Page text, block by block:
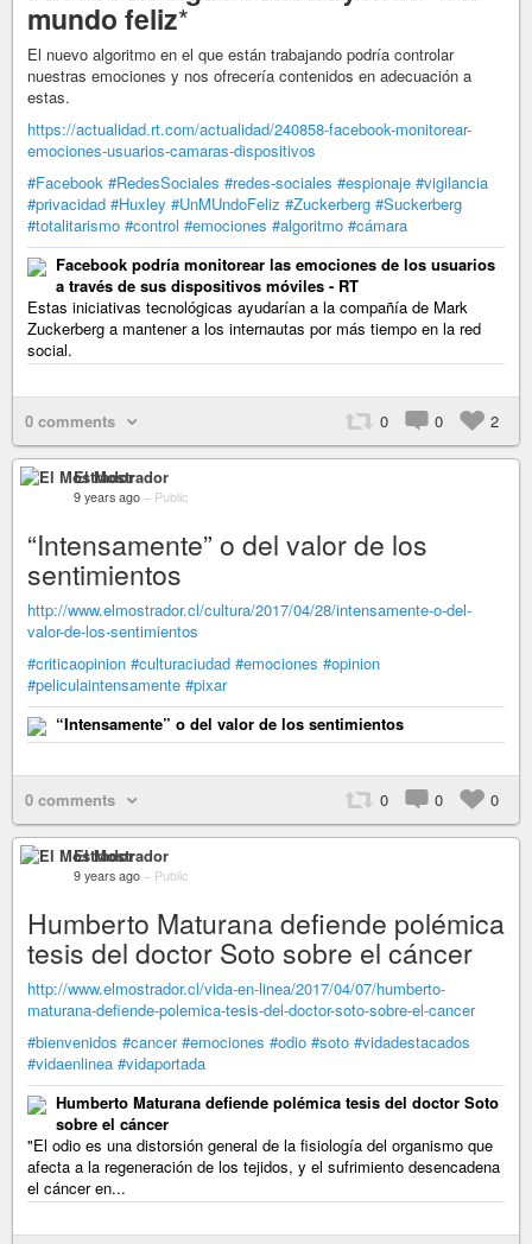
mundo feliz*
El nuevo algoritmo en el que están trabajando podría controlar
nuestras emociones y nos ofrecería contenidos en adecuación a
estas.
https://actualidad.rt.com/actualidad/240858-facebook-monitorear-
emociones-usuarios-camaras-dispositivos
#Facebook #RedesSociales #redes-sociales #espionaje #vigilancia
#privacidad #Huxley #UnMUndoFeliz #Zuckerberg #Suckerberg
#totalitarismo #control #emociones #algoritmo #cámara
Facebook podría monitorear las emociones de los usuarios
a través de sus dispositivos móviles - RT
Estas iniciativas tecnológicas ayudarían a la compañía de Mark
Zuckerberg a mantener a los internautas por más tiempo en la red
social.
0 comments 0 0 2
El Mostrador
9 years ago – Public
“Intensamente” o del valor de los
sentimientos
http://www.elmostrador.cl/cultura/2017/04/28/intensamente-o-del-
valor-de-los-sentimientos
#criticaopinion #culturaciudad #emociones #opinion
#peliculaintensamente #pixar
“Intensamente” o del valor de los sentimientos
0 comments 0 0 0
El Mostrador
9 years ago – Public
Humberto Maturana defiende polémica
tesis del doctor Soto sobre el cáncer
http://www.elmostrador.cl/vida-en-linea/2017/04/07/humberto-
maturana-defiende-polemica-tesis-del-doctor-soto-sobre-el-cancer
#bienvenidos #cancer #emociones #odio #soto #vidadestacados
#vidaenlinea #vidaportada
Humberto Maturana defiende polémica tesis del doctor Soto
sobre el cáncer
"El odio es una distorsión general de la fisiología del organismo que
afecta a la regeneración de los tejidos, y el sufrimiento desencadena
el cáncer en...